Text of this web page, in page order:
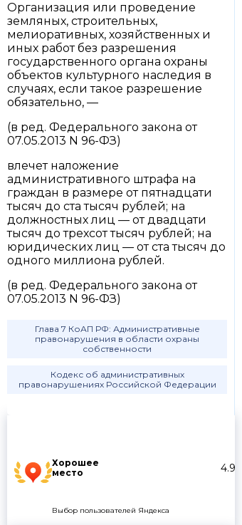
Хорошее
место
4.9
Выбор пользователей Яндекса
Организация или проведение
земляных, строительных,
мелиоративных, хозяйственных и
иных работ без разрешения
государственного органа охраны
объектов культурного наследия в
случаях, если такое разрешение
обязательно, —
(в ред. Федерального закона от
07.05.2013 N 96-ФЗ)
влечет наложение
административного штрафа на
граждан в размере от пятнадцати
тысяч до ста тысяч рублей; на
должностных лиц — от двадцати
тысяч до трехсот тысяч рублей; на
юридических лиц — от ста тысяч до
одного миллиона рублей.
(в ред. Федерального закона от
07.05.2013 N 96-ФЗ)
Глава 7 КоАП РФ: Административные
правонарушения в области охраны
собственности
Кодекс об административных
правонарушениях Российской Федерации